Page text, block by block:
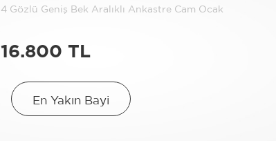
4 Gözlü Geniş Bek Aralıklı Ankastre Cam Ocak
16.800 TL
En Yakın Bayi